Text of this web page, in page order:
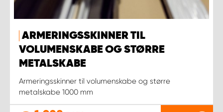
ARMERINGSSKINNER TIL
VOLUMENSKABE OG STØRRE
METALSKABE
Armeringsskinner til volumenskabe og større
metalskabe 1000 mm